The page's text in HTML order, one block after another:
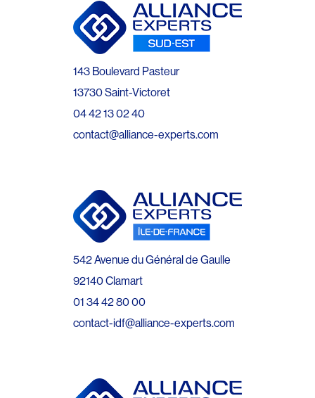
143 Boulevard Pasteur
13730 Saint-Victoret
04 42 13 02 40
contact@alliance-experts.com
542 Avenue du Général de Gaulle
92140 Clamart
01 34 42 80 00
contact-idf@alliance-experts.com